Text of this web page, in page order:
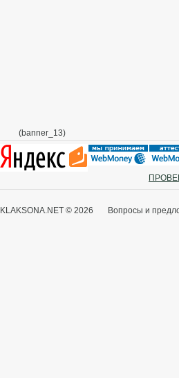
(banner_13)
KLAKSONA.NET © 2026 Вопросы и